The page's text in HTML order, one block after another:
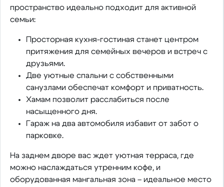
пространство идеально подходит для активной
семьи:
Просторная кухня-гостиная станет центром
притяжения для семейных вечеров и встреч с
друзьями.
Две уютные спальни с собственными
санузлами обеспечат комфорт и приватность.
Хамам позволит расслабиться после
насыщенного дня.
Гараж на два автомобиля избавит от забот о
парковке.
На заднем дворе вас ждет уютная терраса, где
можно наслаждаться утренним кофе, и
оборудованная мангальная зона – идеальное место